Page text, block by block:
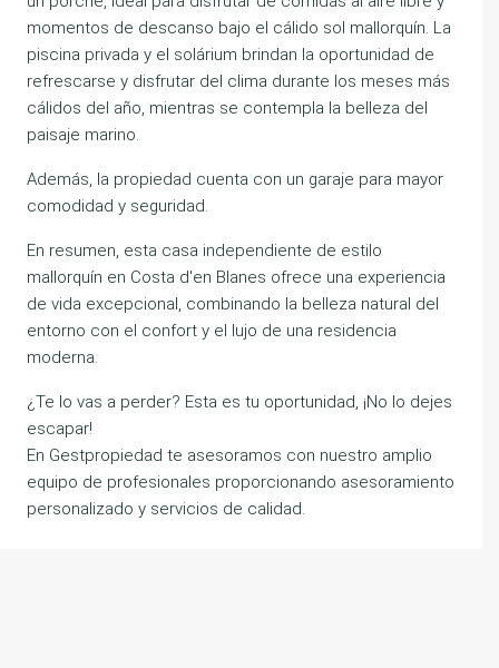
momentos de descanso bajo el cálido sol mallorquín. La
piscina privada y el solárium brindan la oportunidad de
refrescarse y disfrutar del clima durante los meses más
cálidos del año, mientras se contempla la belleza del
paisaje marino.
Además, la propiedad cuenta con un garaje para mayor
comodidad y seguridad.
En resumen, esta casa independiente de estilo
mallorquín en Costa d'en Blanes ofrece una experiencia
de vida excepcional, combinando la belleza natural del
entorno con el confort y el lujo de una residencia
moderna.
¿Te lo vas a perder? Esta es tu oportunidad, ¡No lo dejes
escapar!
En Gestpropiedad te asesoramos con nuestro amplio
equipo de profesionales proporcionando asesoramiento
personalizado y servicios de calidad.